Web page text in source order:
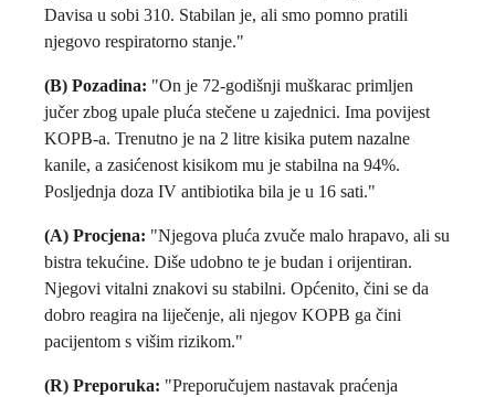
Davisa u sobi 310. Stabilan je, ali smo pomno pratili
njegovo respiratorno stanje."
(B) Pozadina: "On je 72-godišnji muškarac primljen
jučer zbog upale pluća stečene u zajednici. Ima povijest
KOPB-a. Trenutno je na 2 litre kisika putem nazalne
kanile, a zasićenost kisikom mu je stabilna na 94%.
Posljednja doza IV antibiotika bila je u 16 sati."
(A) Procjena: "Njegova pluća zvuče malo hrapavo, ali su
bistra tekućine. Diše udobno te je budan i orijentiran.
Njegovi vitalni znakovi su stabilni. Općenito, čini se da
dobro reagira na liječenje, ali njegov KOPB ga čini
pacijentom s višim rizikom."
(R) Preporuka: "Preporučujem nastavak praćenja